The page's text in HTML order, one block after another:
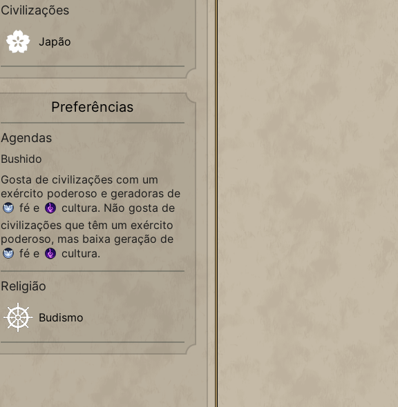
Civilizações
Japão
Preferências
Agendas
Bushido
Gosta de civilizações com um
exército poderoso e geradoras de
fé e
cultura. Não gosta de
civilizações que têm um exército
poderoso, mas baixa geração de
fé e
cultura.
Religião
Budismo